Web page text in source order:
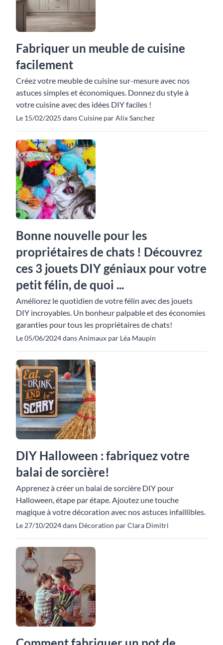
Fabriquer un meuble de cuisine
facilement
Créez votre meuble de cuisine sur-mesure avec nos
astuces simples et économiques. Donnez du style à
votre cuisine avec des idées DIY faciles !
Le 15/02/2025 dans Cuisine par Alix Sanchez
Bonne nouvelle pour les
propriétaires de chats ! Découvrez
ces 3 jouets DIY géniaux pour votre
petit félin, de quoi ...
Améliorez le quotidien de votre félin avec des jouets
DIY incroyables. Un bonheur palpable et des économies
garanties pour tous les propriétaires de chats!
Le 05/06/2024 dans Animaux par Léa Maupin
DIY Halloween : fabriquez votre
balai de sorcière!
Apprenez à créer un balai de sorcière DIY pour
Halloween, étape par étape. Ajoutez une touche
magique à votre décoration avec nos astuces infaillibles.
Le 27/10/2024 dans Décoration par Clara Dimitri